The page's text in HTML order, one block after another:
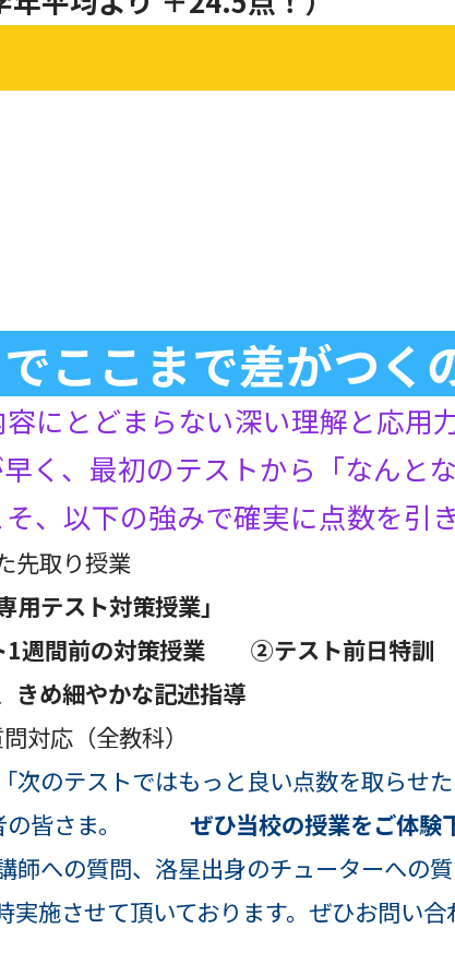
ここまで差がつく
にとどまらない深い理解と応用
く、最初のテストから「なんと
、以下の強みで確実に点数を引
先取り授業
用テスト対策授業」
1週間前の対策授業 ②テスト前日特訓
きめ細やかな記述指導
対応（全教科）
次のテストではもっと良い点数を取らせ
者の皆さま。 ぜひ当校の授業をご体験
師への質問、洛星出身のチューターへの
実施させて頂いております。ぜひお問い